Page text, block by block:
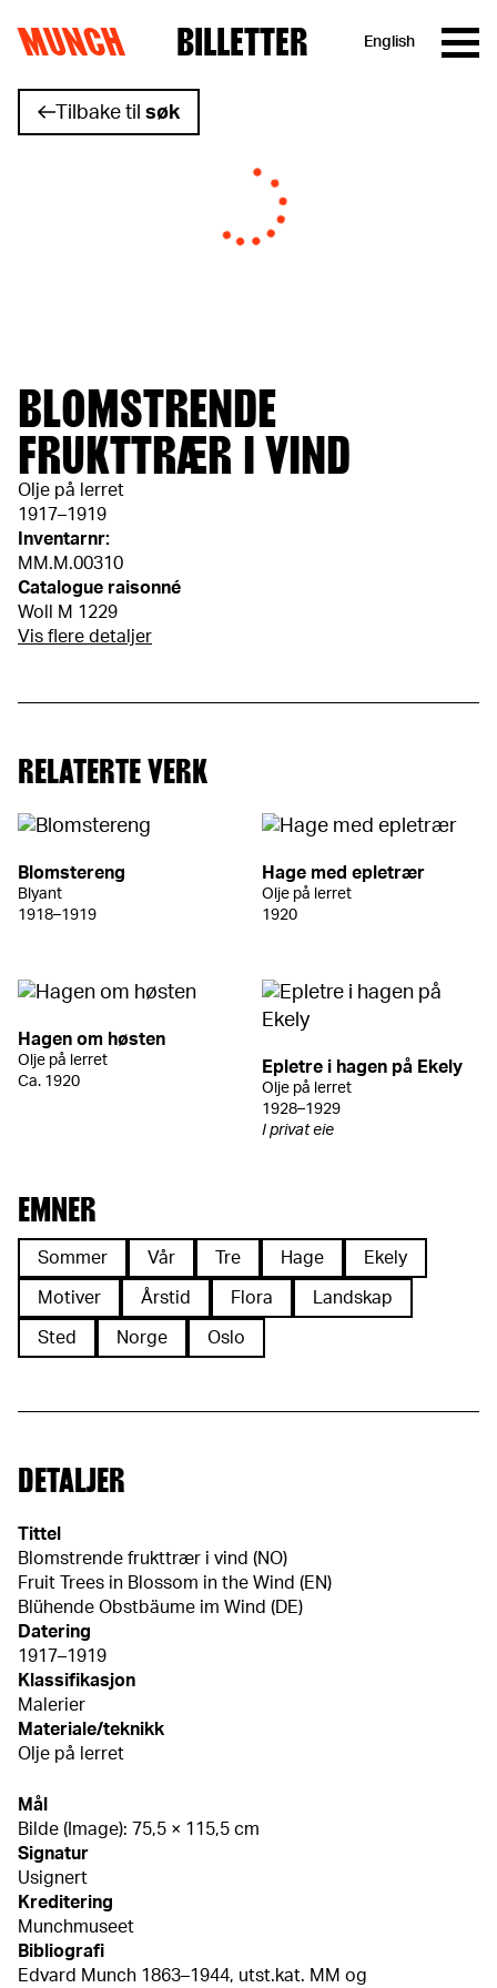
Hopp til innhold
MUNCH BILLETTER English
Tilbake til søk
BLOMSTRENDE
FRUKTTRÆR I VIND
Olje på lerret
1917–1919
Inventarnr:
MM.M.00310
Catalogue raisonné
Woll M 1229
Vis flere detaljer
RELATERTE VERK
Blomstereng
Blyant
1918–1919
Hage med epletrær
Olje på lerret
1920
Hagen om høsten
Olje på lerret
Ca. 1920
Epletre i hagen på Ekely
Olje på lerret
1928–1929
I privat eie
EMNER
Sommer Vår Tre Hage Ekely
Motiver Årstid Flora Landskap
Sted Norge Oslo
DETALJER
Tittel
Blomstrende frukttrær i vind (NO)
Fruit Trees in Blossom in the Wind (EN)
Blühende Obstbäume im Wind (DE)
Datering
1917–1919
Klassifikasjon
Malerier
Materiale/teknikk
Olje på lerret
Mål
Bilde (Image): 75,5 × 115,5 cm
Signatur
Usignert
Kreditering
Munchmuseet
Bibliografi
Edvard Munch 1863–1944, utst.kat. MM og